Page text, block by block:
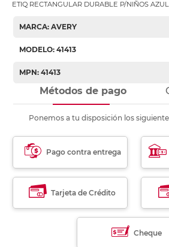
ETIQ RECTANGULAR DURABLE P/NIÑOS
MARCA: AVERY
MODELO: 41413
MPN: 41413
Métodos de pago
Ponemos a tu disposición los
Pago contra entrega
Tarjeta de Crédito
Cheque